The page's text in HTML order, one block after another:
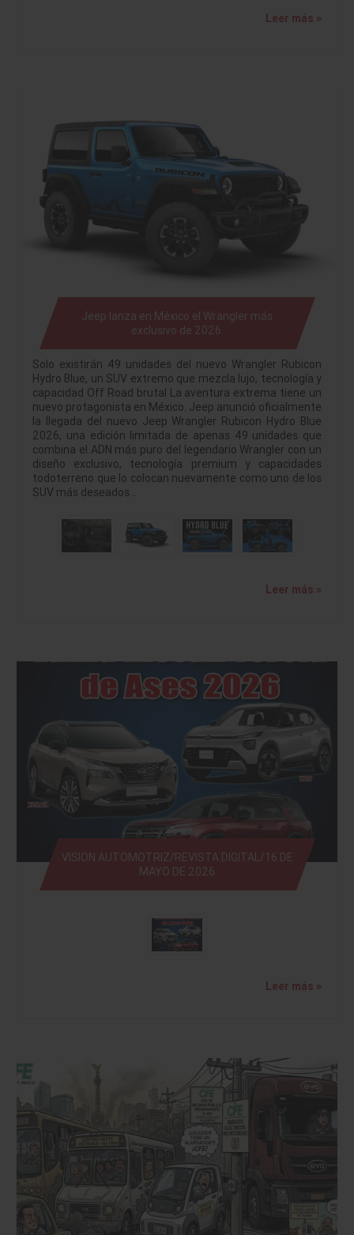
Leer más »
Jeep lanza en México el Wrangler más
exclusivo de 2026.
Solo existirán 49 unidades del nuevo Wrangler Rubicon
Hydro Blue, un SUV extremo que mezcla lujo, tecnología y
capacidad Off Road brutal La aventura extrema tiene un
nuevo protagonista en México. Jeep anunció oficialmente
la llegada del nuevo Jeep Wrangler Rubicon Hydro Blue
2026, una edición limitada de apenas 49 unidades que
combina el ADN más puro del legendario Wrangler con un
diseño exclusivo, tecnología premium y capacidades
todoterreno que lo colocan nuevamente como uno de los
SUV más deseados…
Leer más »
VISION AUTOMOTRIZ/REVISTA DIGITAL/16 DE
MAYO DE 2026
Leer más »